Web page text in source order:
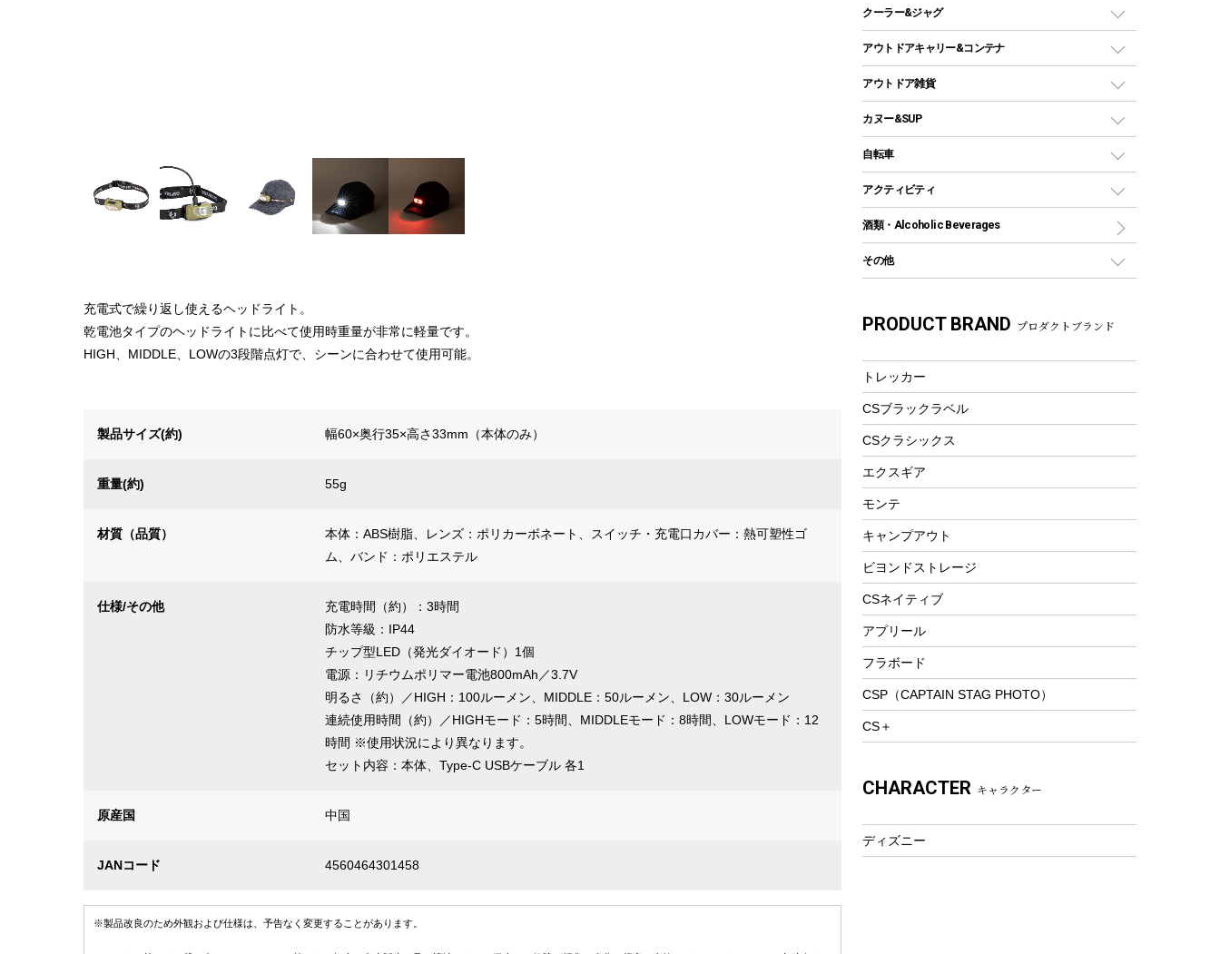
充電式で繰り返し使えるヘッドライト。
乾電池タイプのヘッドライトに比べて使用時重量が非常に軽量です。
HIGH、MIDDLE、LOWの3段階点灯で、シーンに合わせて使用可能。
製品サイズ(約) 幅60×奥行35×高さ33mm（本体のみ）
重量(約) 55g
材質（品質）
本体：ABS樹脂、レンズ：ポリカーボネート、スイッチ・充電口カバー：熱可塑性ゴ
ム、バンド：ポリエステル
仕様/その他
充電時間（約）：3時間
防水等級：IP44
チップ型LED（発光ダイオード）1個
電源：リチウムポリマー電池800mAh／3.7V
明るさ（約）／HIGH：100ルーメン、MIDDLE：50ルーメン、LOW：30ルーメン
連続使用時間（約）／HIGHモード：5時間、MIDDLEモード：8時間、LOWモード：12
時間 ※使用状況により異なります。
セット内容：本体、Type-C USBケーブル 各1
原産国 中国
JANコード 4560464301458
※製品改良のため外観および仕様は、予告なく変更することがあります。
自立式タープ
パラソル
テントアクセサリー
ペグ
グランドシート
ガイドロープ
ツール
ヘッドライト
キャンドル
ガストーチ、ライター
卓上タイプグリル
パーティータイプグリル
鉄板、アミ
焚き火台&ストーブ
火起こし
バーベキューツール
燃料・着火剤・炭
ホットサンドメーカー
クッカーセット
シェラカップ
クッキングツール
ナイフ
カトラリー
マグカップ、カップ
フードボトル
コーヒー&ミル
トレー
ランチョンマット
ランチボックス
ピクニックセット
ステンレスボトル
コップ付きタイプ
ワンタッチタイプ
プラスチックボトル
ディズニーボトル
クーラー&ジャグ
クーラーボックス
クーラーバッグ
ウォータージャグ
保冷剤
アウトドアキャリー&コンテナ
アウトドアキャリー
アウトドア雑貨
バックパック&バッグ
リュック、バックパック
トートバッグ、サコッシュ
ショッピングキャリー
その他アウトドア雑貨
レイン
ツール、他
カヌー&SUP
インフレータブル
カヤック
パドル
ヘルメット
アクセサリー
自転車
折りたたみ自転車
スポーツサイクル
シティサイクル
自転車用アクセサリー
自転車ウェア
アクティビティ
マリン
ラッシュガード
テント
フローティングベスト
ヘルメット
エアーポンプ
ウィンター
防寒ウェア
ツール&アクセサリー
トレッキング
トレッキングステッキ
トレッキングアクセサリー
プレイグッズ
ウェルネス
フィットネス
アクセサリー
酒類・Alcoholic Beverages
その他
湯たんぽ
PRODUCT BRAND プロダクトブランド
トレッカー
CSブラックラベル
CSクラシックス
エクスギア
モンテ
キャンプアウト
ビヨンドストレージ
CSネイティブ
アプリール
フラボード
CSP（CAPTAIN STAG PHOTO）
CS＋
CHARACTER キャラクター
ディズニー